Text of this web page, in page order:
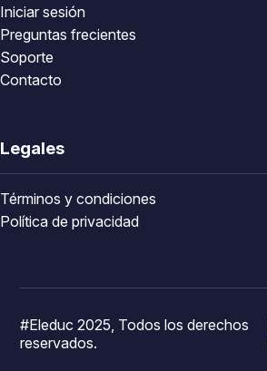
Iniciar sesión
Preguntas frecientes
Soporte
Contacto
Legales
Términos y condiciones
Política de privacidad
#Eleduc 2025, Todos los derechos
reservados.